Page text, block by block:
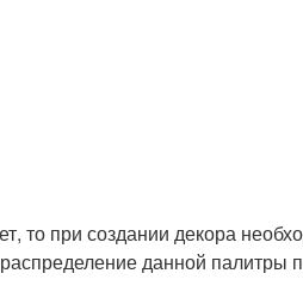
то при создании декора
данной палитры